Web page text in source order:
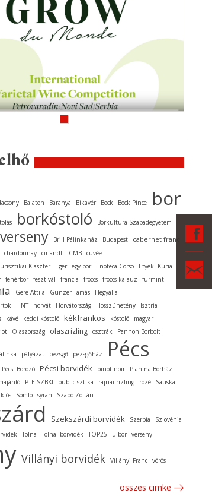
Balaton Baranya Bikavér Bock Bock Pince bor
borkóstoló Borkultúra Szabadegyetem
Brill Pálinkaház Budapest cabernet franc
chardonnay cirfandli CMB cuvée
Klaszter
Eger egy bor Enoteca Corso
Etyeki Kúria
fehérbor fesztivál francia fröccs fröccs-kalauz furmint
Gere Attila Günzer Tamás
Hegyalja
HNT horvát Horvátország Hosszúhetény Isztria
kávé keddi kóstoló kékfrankos kóstoló
magyar
Olaszország olaszrizling osztrák Pannon Borbolt
pályázat pezsgő pezsgőház Pécs
Pécsi Borozó Pécsi borvidék pinot noir
Planina Borház
PTE SZBKI publicisztika rajnai rizling rozé
Sauska
Somló syrah Szabó Zoltán
Szekszárdi borvidék Szerbia Szlovénia
Tolna Tolnai borvidék TOP25 újbor verseny
Villányi borvidék Villányi Franc vörös
összes cimke